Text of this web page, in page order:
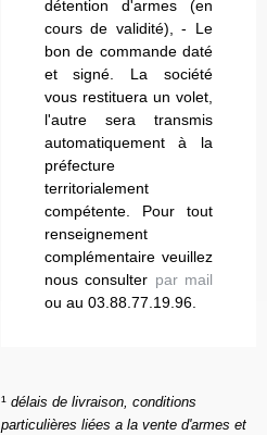
détention d'armes (en
cours de validité), - Le
bon de commande daté
et signé. La société
vous restituera un volet,
l'autre sera transmis
automatiquement à la
préfecture
territorialement
compétente. Pour tout
renseignement
complémentaire veuillez
nous consulter par mail
ou au 03.88.77.19.96.
¹ délais de livraison, conditions
particulières liées a la vente d'armes et